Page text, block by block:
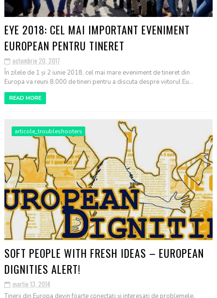
EYE 2018: CEL MAI IMPORTANT EVENIMENT
EUROPEAN PENTRU TINERET
octombrie 20, 2017
În zilele de 1 și 2 iunie 2018, cel mai mare eveniment de tineret din
Europa va reuni 8.000 de tineri pentru a discuta despre viitorul Eu...
READ MORE
articole_troubleshooters
SOFT PEOPLE WITH FRESH IDEAS – EUROPEAN
DIGNITIES ALERT!
martie 13, 2014
Tinerii din Europa devin foarte conectați și interesați de problemele,